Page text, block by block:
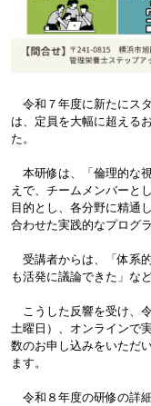
令和７年度に新たにス
は、定員を大幅に超える
た。
本研修は、「倫理的な
えで、チームメンバーと
目的とし、各分野に精通
合わせた実践的なプログラ
受講者からは、「体系
も活発に議論できた」な
こうした反響を受け、
土曜日）、オンラインで
数のお申し込みをいただ
ます。
令和８年度の研修の詳